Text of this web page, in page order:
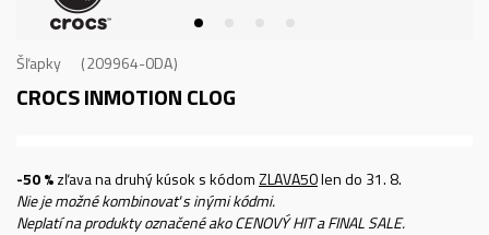
Šľapky 209964-0DA
CROCS INMOTION CLOG
-50 %zľava na druhý kúsok s kódomZLAVA50len do 31. 8.
Nie je možné kombinovať s inými kódmi.
Neplatí na produkty označené ako CENOVÝ HIT a FINAL SALE.